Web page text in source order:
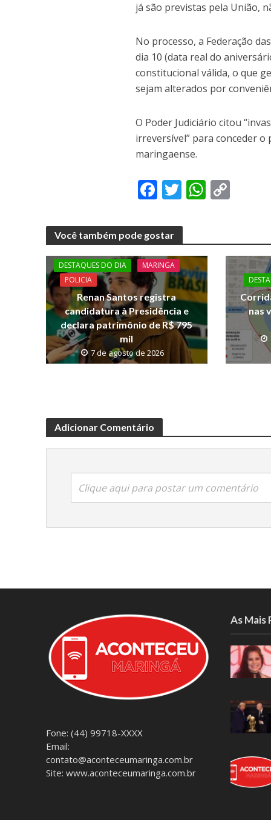
já são previstas pela União,
No processo, a Federação
dia 10 (data real do
constitucional válida, o que
sejam alterados por
O Poder Judiciário citou
irreversível” para conceder
maringaense.
F
e
b
o
o
k
T
itt
er
W
s
A
p
p
y
Li
k
Você também pode gostar
DESTAQUES DO DIA
MARINGA
POLICIA
Renan Santos registra
candidatura à Presidência e
declara patrimônio de R$ 795
mil
7 de agosto de 2026
nas
Adicionar Comentário
Clique aqui para postar um comentário
Fone: (44) 99718-XXXX
Email:
contato@aconteceumaringa.com.br
Site: www.aconteceumaringa.com.br
As Mais